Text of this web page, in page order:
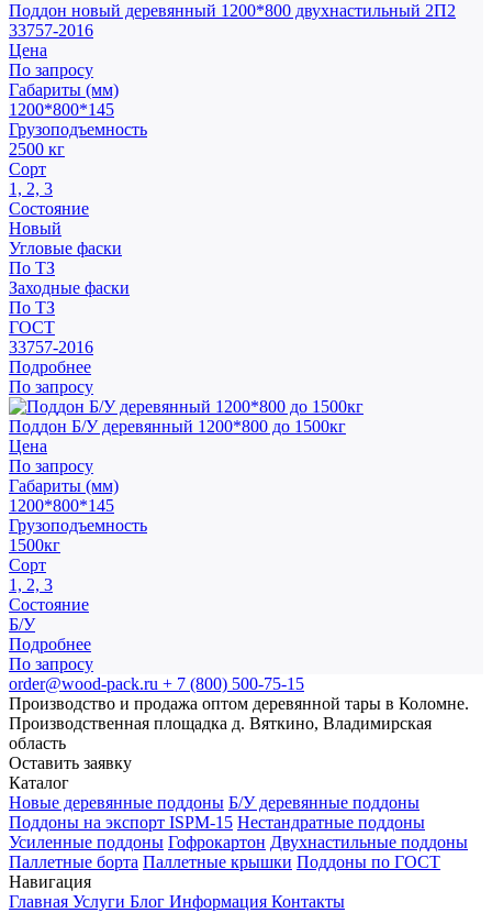
Поддон новый деревянный 1200*800 двухнастильный 2П2
33757-2016
Цена
По запросу
Габариты (мм)
1200*800*145
Грузоподъемность
2500 кг
Сорт
1, 2, 3
Состояние
Новый
Угловые фаски
По ТЗ
Заходные фаски
По ТЗ
ГОСТ
33757-2016
Подробнее
По запросу
Поддон Б/У деревянный 1200*800 до 1500кг
Цена
По запросу
Габариты (мм)
1200*800*145
Грузоподъемность
1500кг
Сорт
1, 2, 3
Состояние
Б/У
Подробнее
По запросу
order@wood-pack.ru + 7 (800) 500-75-15
Производство и продажа оптом деревянной тары в Коломне.
Производственная площадка д. Вяткино, Владимирская
область
Оставить заявку
Каталог
Новые деревянные поддоны Б/У деревянные поддоны
Поддоны на экспорт ISPM-15 Нестандратные поддоны
Усиленные поддоны Гофрокартон Двухнастильные поддоны
Паллетные борта Паллетные крышки Поддоны по ГОСТ
Навигация
Главная Услуги Блог Информация Контакты